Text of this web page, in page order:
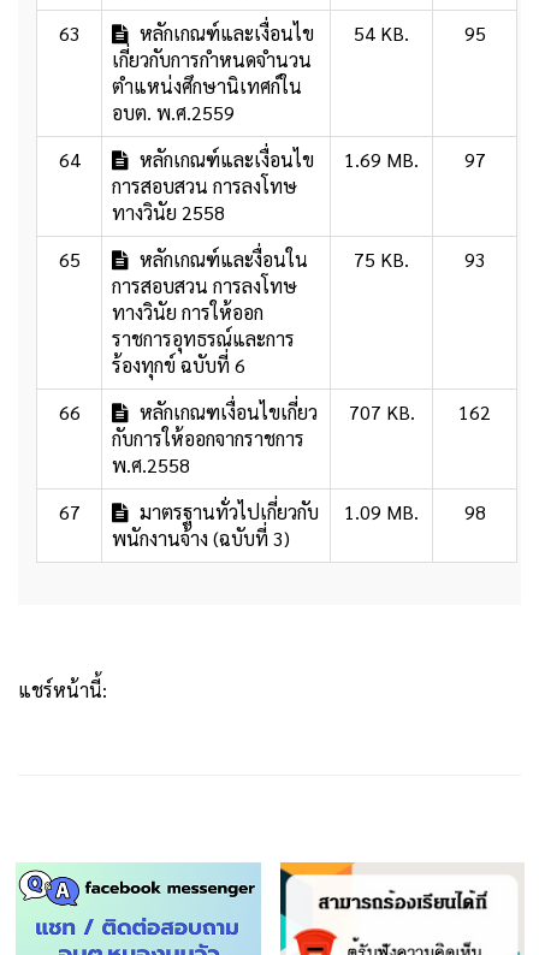
63
หลักเกณฑ์และเงื่อนไข
เกี่ยวกับการกำหนดจำนวน
ตำแหน่งศึกษานิเทศก์ใน
อบต. พ.ศ.2559
54 KB. 95
64
หลักเกณฑ์และเงื่อนไข
การสอบสวน การลงโทษ
ทางวินัย 2558
1.69 MB. 97
65
หลักเกณฑ์และงื่อนใน
การสอบสวน การลงโทษ
ทางวินัย การให้ออก
ราชการอุทธรณ์และการ
ร้องทุกข์ ฉบับที่ 6
75 KB. 93
66
หลักเกณฑเงื่อนไขเกี่ยว
กับการให้ออกจากราชการ
พ.ศ.2558
707 KB. 162
67
มาตรฐานทั่วไปเกี่ยวกับ
พนักงานจ้าง (ฉบับที่ 3)
1.09 MB. 98
แชร์หน้านี้: